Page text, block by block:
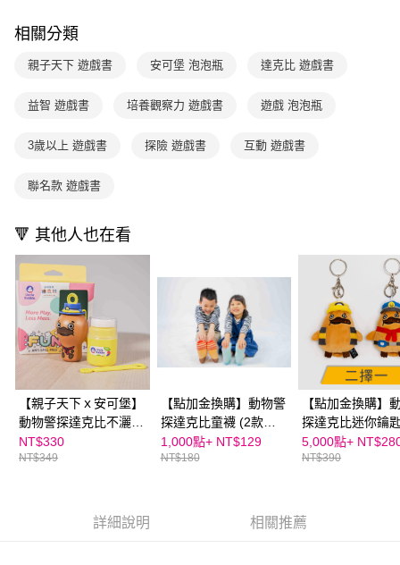
帳／街口支付／iPASS MONEY」等通路繳費。
【注意事項】
用戶於交易時，得透過本服務購買商品或服務，並由商店將買賣／分期付款
資料（包含姓名、電話或地址）提供予台灣大哥大進項蒐集、處理及利用，
3.完整用戶服務條款，請詳閱以下連結：
結帳頁面，進行簡訊認證並確認金額後，即可完成結帳。
２．訂單成立數日內，您將收到繳費通知簡訊。
３．收到繳費通知簡訊後14天內，點擊此簡訊中的連結，可透過四大超商／
購買商品的店家。未經商家同意取消之訂單仍視為有效，需透過AFTEE先享
※ 交易是否成功請以「AFTEE先享後付 」之結帳頁面顯示為準，若有關於
易，需依本服務之必要範圍內提供個人資料，並將交易相關給付款項請求債
權轉讓予恩沛科技股份有限公司。
２．關於個人資料處理事宜，請瀏覽以下網址：
https://aftee.tw/terms/#terms3
３．未成年的使用者請事先徵得法定代理人或監護人之同意方可使用
「AFTEE先享後付」，若未經同意申辦者引起之損失，本公司不負相關責
任。
４．使用「AFTEE先享後付」時，將依據個別帳號之用戶狀況，依本公司即
時審查核予不同之上限額度；若仍有額度不足之情形，本公司將視審查結果
請求用戶進行身份認證。
５．嚴禁一人註冊多個帳號或使用他人資訊註冊。若發現惡意使用之情形，
恩沛科技股份有限公司將有權停止該用戶之使用額度並採取法律行動。
付款後7-11取貨
每筆NT$70，滿NT$800(含以上)免運費
離島宅配（澎湖、金門、馬祖、小琉球；不適用於郵局i郵箱）
相關分類
親子天下 遊戲書 安可堡 泡泡瓶 達克比 遊戲書
益智 遊戲書 培養觀察力 遊戲書 遊戲 泡泡瓶
3歲以上 遊戲書 探險 遊戲書 互動 遊戲書
聯名款 遊戲書
🔻 其他人也在看
【親子天下ｘ安可堡】
動物警探達克比不灑泡
泡瓶
NT$330
NT$349
【點加金換購】動物警
探達克比童襪 (2款任
選)
1,000點+ NT$129
NT$180
【點加金換購】
探達克比迷你鑰
（經典款、救難
一）
5,000點+
NT$390
詳細說明 相關推薦